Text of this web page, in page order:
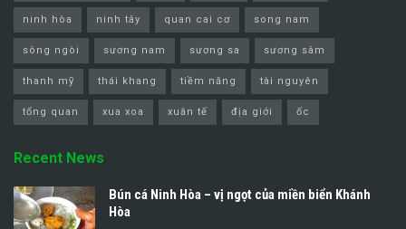
ninh hòa ninh tây quan cai cơ song nam
sông ngòi sương nam sương sa sương sâm
thanh mỹ thái khang tiềm năng tài nguyên
tổng quan xua xoa xuân tế địa giới ốc
Recent News
Bún cá Ninh Hòa – vị ngọt của miền biển Khánh
Hòa